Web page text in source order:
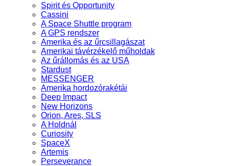
Spirit és Opportunity
Cassini
A Space Shuttle program
A GPS rendszer
Amerika és az űrcsillagászat
Amerikai távérzékelő műholdak
Az űrállomás és az USA
Stardust
MESSENGER
Amerika hordozórakétái
Deep Impact
New Horizons
Orion, Ares, SLS
A Holdnál
Curiosity
SpaceX
Artemis
Perseverance